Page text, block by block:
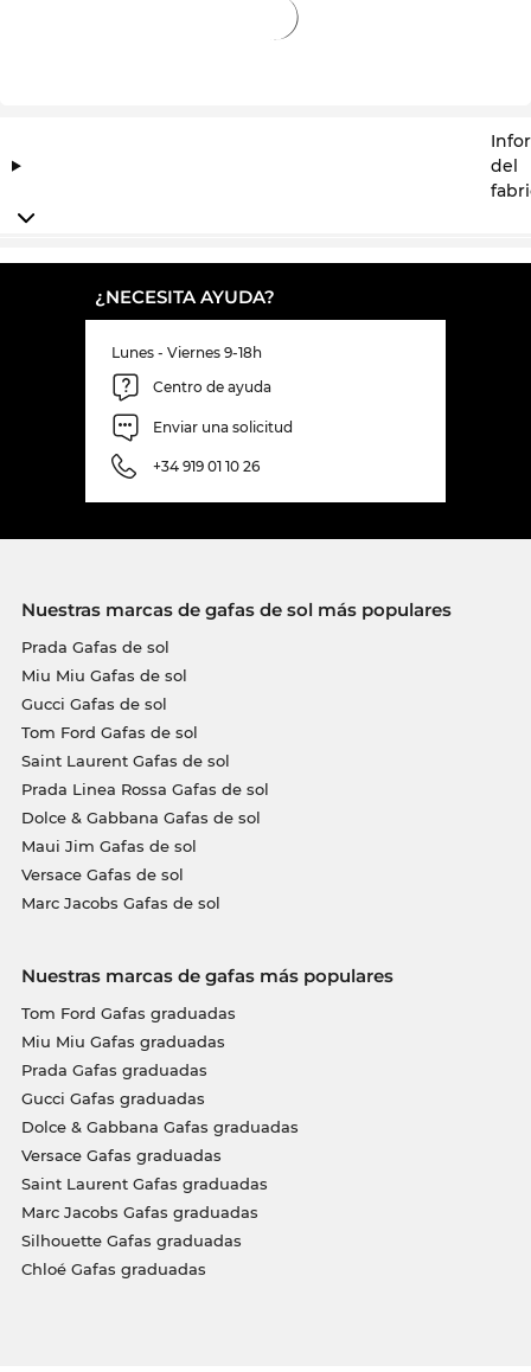
del
¿NECESITA AYUDA?
Lunes - Viernes 9-18h
Centro de ayuda
Enviar una solicitud
+34 919 01 10 26
Nuestras marcas de gafas de sol más populares
Prada Gafas de sol
Miu Miu Gafas de sol
Gucci Gafas de sol
Tom Ford Gafas de sol
Saint Laurent Gafas de sol
Prada Linea Rossa Gafas de sol
Dolce & Gabbana Gafas de sol
Maui Jim Gafas de sol
Versace Gafas de sol
Marc Jacobs Gafas de sol
Nuestras marcas de gafas más populares
Tom Ford Gafas graduadas
Miu Miu Gafas graduadas
Prada Gafas graduadas
Gucci Gafas graduadas
Dolce & Gabbana Gafas graduadas
Versace Gafas graduadas
Saint Laurent Gafas graduadas
Marc Jacobs Gafas graduadas
Silhouette Gafas graduadas
Chloé Gafas graduadas